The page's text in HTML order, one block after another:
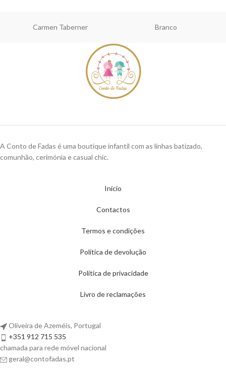
Carmen Taberner Branco
A Conto de Fadas é uma boutique infantil com as linhas batizado,
comunhão, cerimónia e casual chic.
Início
Contactos
Termos e condições
Política de devolução
Política de privacidade
Livro de reclamações
Oliveira de Azeméis, Portugal
+351 912 715 535
chamada para rede móvel nacional
geral@contofadas.pt